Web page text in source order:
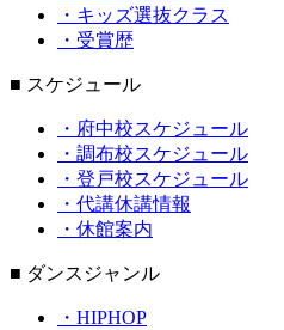
・キッズ選抜クラス
・受賞歴
■ スケジュール
・府中校スケジュール
・調布校スケジュール
・登戸校スケジュール
・代講休講情報
・休館案内
■ ダンスジャンル
・HIPHOP